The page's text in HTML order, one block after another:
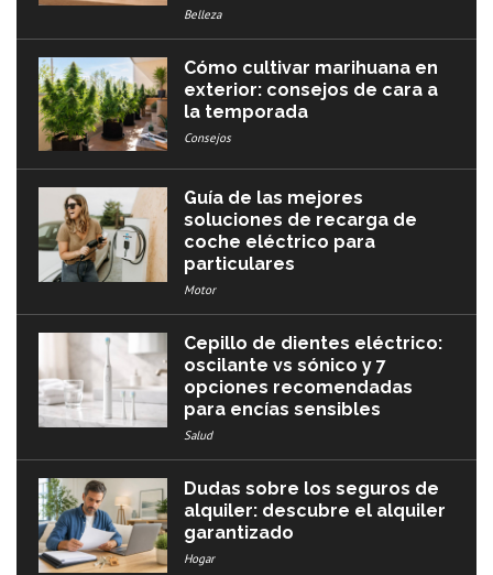
Belleza
Cómo cultivar marihuana en
exterior: consejos de cara a
la temporada
Consejos
Guía de las mejores
soluciones de recarga de
coche eléctrico para
particulares
Motor
Cepillo de dientes eléctrico:
oscilante vs sónico y 7
opciones recomendadas
para encías sensibles
Salud
Dudas sobre los seguros de
alquiler: descubre el alquiler
garantizado
Hogar